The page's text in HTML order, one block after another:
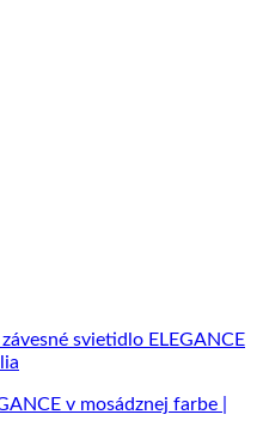
v mosádznej farbe |